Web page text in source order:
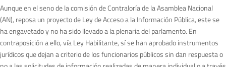
Aunque en el seno de la comisión de Contraloría de la Asamblea Nacional
(AN), reposa un proyecto de Ley de Acceso a la Información Pública, este se
ha engavetado y no ha sido llevado a la plenaria del parlamento. En
contraposición a ello, vía Ley Habilitante, sí se han aprobado instrumentos
jurídicos que dejan a criterio de los funcionarios públicos sin dan respuesta o